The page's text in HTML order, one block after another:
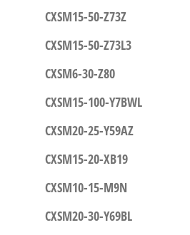
CXSM15-50-Z73Z
CXSM15-50-Z73L3
CXSM6-30-Z80
CXSM15-100-Y7BWL
CXSM20-25-Y59AZ
CXSM15-20-XB19
CXSM10-15-M9N
CXSM20-30-Y69BL